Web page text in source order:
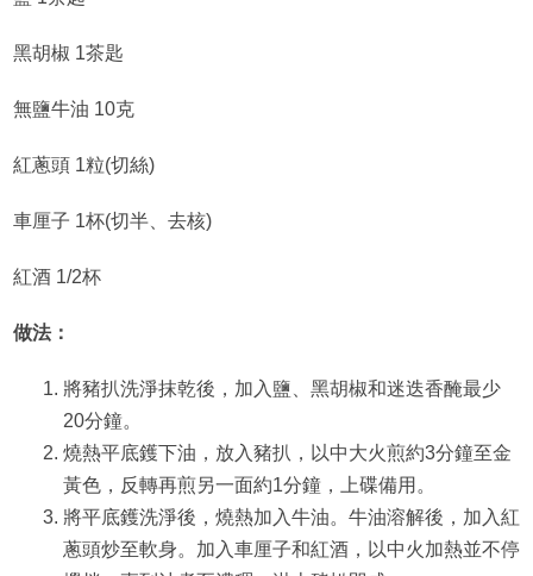
黑胡椒 1茶匙
無鹽牛油 10克
紅蔥頭 1粒(切絲)
車厘子 1杯(切半、去核)
紅酒 1/2杯
做法：
將豬扒洗淨抹乾後，加入鹽、黑胡椒和迷迭香醃最少
20分鐘。
燒熱平底鑊下油，放入豬扒，以中大火煎約3分鐘至金
黃色，反轉再煎另一面約1分鐘，上碟備用。
將平底鑊洗淨後，燒熱加入牛油。牛油溶解後，加入紅
蔥頭炒至軟身。加入車厘子和紅酒，以中火加熱並不停